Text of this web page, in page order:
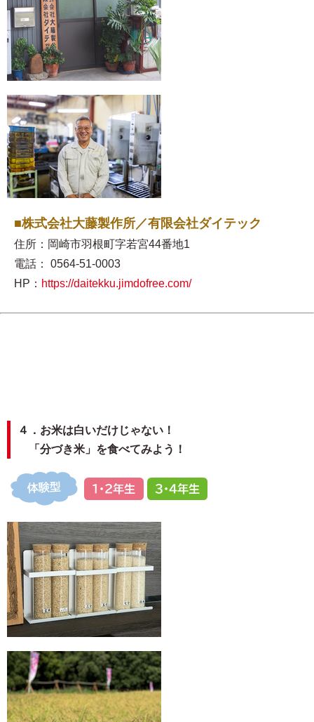
■株式会社大藤製作所／有限会社ダイテック
住所：岡崎市羽根町字若宮44番地1
電話： 0564-51-0003
HP： https://daitekku.jimdofree.com/
４．お米は白いだけじゃない！
「分づき米」を食べてみよう！